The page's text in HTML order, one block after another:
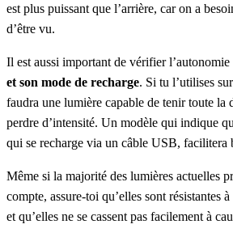
est plus puissant que l’arrière, car on a
d’être vu.
Il est aussi important de vérifier l’autonomie
et son mode de recharge. Si tu l’utilises
faudra une lumière capable de tenir toute la
perdre d’intensité. Un modèle qui indique
qui se recharge via un câble USB, facilitera
Même si la majorité des lumières actuelles
compte, assure-toi qu’elles sont résistantes
et qu’elles ne se cassent pas facilement à